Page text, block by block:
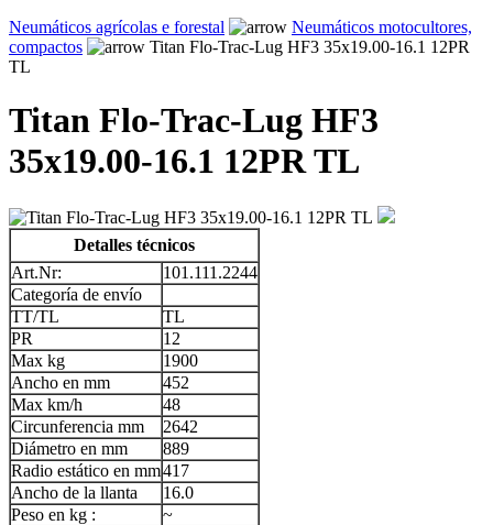
Neumáticos agrícolas e forestal
Neumáticos motocultores,
compactos
Titan Flo-Trac-Lug HF3 35x19.00-16.1 12PR
TL
Titan Flo-Trac-Lug HF3
35x19.00-16.1 12PR TL
Detalles técnicos
Art.Nr:
101.111.2244
Categoría de envío
TT/TL
TL
PR
12
Max kg
1900
Ancho en mm
452
Max km/h
48
Circunferencia mm
2642
Diámetro en mm
889
Radio estático en mm417
Ancho de la llanta
16.0
Peso en kg :
~